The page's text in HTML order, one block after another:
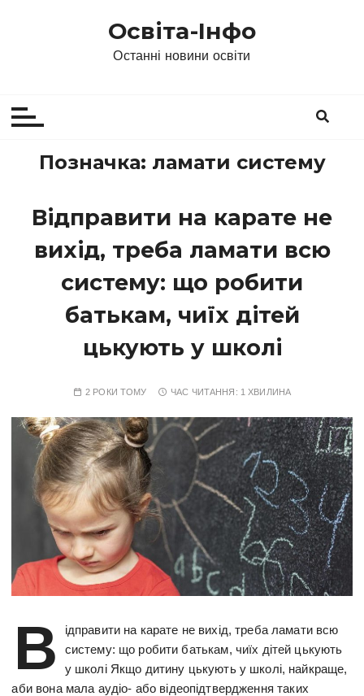
Освіта-Інфо
Останні новини освіти
Позначка: ламати систему
Відправити на карате не
вихід, треба ламати всю
систему: що робити
батькам, чиїх дітей
цькують у школі
2 РОКИ ТОМУ ЧАС ЧИТАННЯ: 1 ХВИЛИНА
В
ідправити на карате не вихід, треба ламати всю
систему: що робити батькам, чиїх дітей цькують
у школі Якщо дитину цькують у школі, найкраще,
аби вона мала аудіо- або відеопідтвердження таких